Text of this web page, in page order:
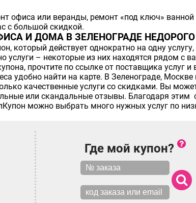
офиса или веранды, ремонт «под ключ»
с большой скидкой.
И ДОМА В ЗЕЛЕНОГРАДЕ НЕДОРОГО
который действует однократно на одну
услуги – некоторые из них находятся рядом с
прочтите по ссылке от поставщика услуг
удобно найти на карте. В Зеленограде,
качественные услуги со скидками. Вы
или скандальные отзывы. Благодаря
можно выбрать много нужных услуг по
Где мой купон?